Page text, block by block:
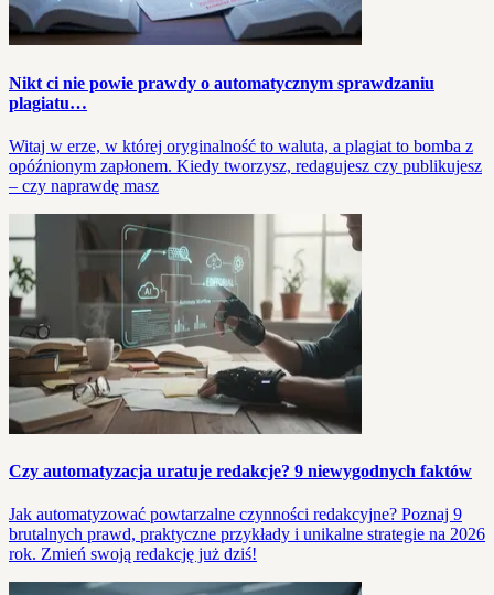
Nikt ci nie powie prawdy o automatycznym sprawdzaniu
plagiatu…
Witaj w erze, w której oryginalność to waluta, a plagiat to bomba z
opóźnionym zapłonem. Kiedy tworzysz, redagujesz czy publikujesz
– czy naprawdę masz
Czy automatyzacja uratuje redakcje? 9 niewygodnych faktów
Jak automatyzować powtarzalne czynności redakcyjne? Poznaj 9
brutalnych prawd, praktyczne przykłady i unikalne strategie na 2026
rok. Zmień swoją redakcję już dziś!